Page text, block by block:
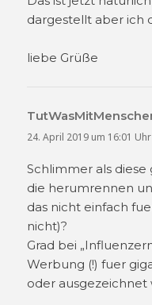
dargestellt aber ich
liebe Grüße
24. April 2019 um 16:01 Uhr
Schlimmer als
die herumrennen
das nicht einfach
nicht)?
Grad bei
Werbung (!) fuer
oder ausgezeichnet